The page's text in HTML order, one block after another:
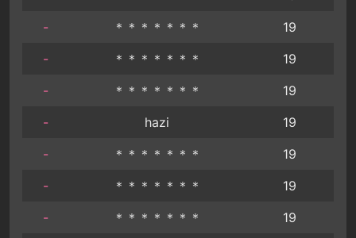
-
＊＊＊＊＊＊＊
19
-
＊＊＊＊＊＊＊
19
-
＊＊＊＊＊＊＊
19
-
hazi
19
-
＊＊＊＊＊＊＊
19
-
＊＊＊＊＊＊＊
19
-
＊＊＊＊＊＊＊
19